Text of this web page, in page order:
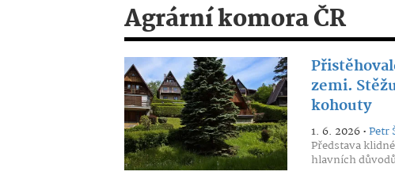
Agrární komora ČR
zemi.
kohouty
1. 6. 2026 •Petr
Představa
hlavních